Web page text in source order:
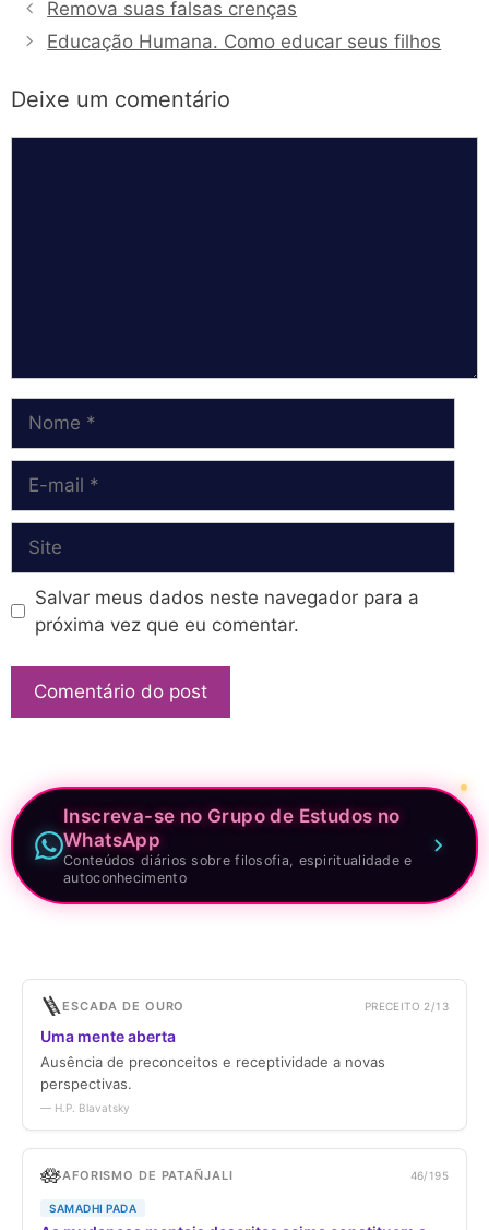
Remova suas falsas crenças
Educação Humana. Como educar seus filhos
Deixe um comentário
mail
Salvar meus dados neste navegador para a
próxima vez que eu comentar.
Inscreva-se no Grupo de Estudos no
WhatsApp
Conteúdos diários sobre filosofia, espiritualidade e
autoconhecimento